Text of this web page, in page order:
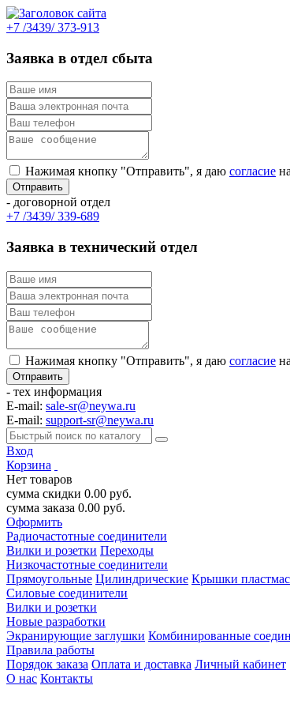
+7 /3439/ 373-913
Заявка в отдел сбыта
Нажимая кнопку "Отправить", я даю согласие
- договорной отдел
+7 /3439/ 339-689
Заявка в технический отдел
Нажимая кнопку "Отправить", я даю согласие
- тех информация
E-mail: sale-sr@neywa.ru
E-mail: support-sr@neywa.ru
Вход
Корзина
Нет товаров
сумма скидки 0.00 руб.
сумма заказа 0.00 руб.
Оформить
Радиочастотные соединители
Вилки и розетки Переходы
Низкочастотные соединители
Прямоугольные Цилиндрические Крышки
Силовые соединители
Вилки и розетки
Новые разработки
Экранирующие заглушки Комбинированные
Правила работы
Порядок заказа Оплата и доставка Личный кабинет
О нас Контакты